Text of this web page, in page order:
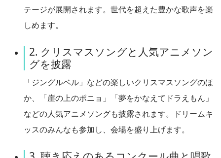
テージが展開されます。世代を超えた豊かな歌声を楽
しめます。
2. クリスマスソングと人気アニメソン
グを披露
「ジングルベル」などの楽しいクリスマスソングのほ
か、「崖の上のポニョ」「夢をかなえてドラえもん」
などの人気アニメソングも披露されます。ドリームキ
ッスのみんなも参加し、会場を盛り上げます。